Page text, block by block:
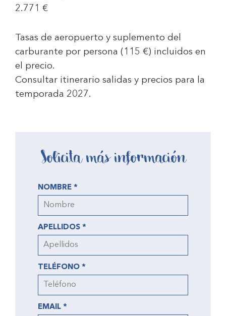
2.771 €
Tasas de aeropuerto y suplemento del
carburante por persona ( 115 €) incluidos en
el precio.
Consultar itinerario salidas y precios para la
temporada 2027.
Solicita más información
NOMBRE *
APELLIDOS *
TELÉFONO *
EMAIL *